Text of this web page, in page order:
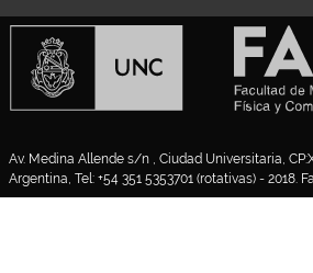
Av. Medina Allende s/n , Ciudad Universitaria,
Argentina, Tel: +54 351 5353701 (rotativas) - 2018.